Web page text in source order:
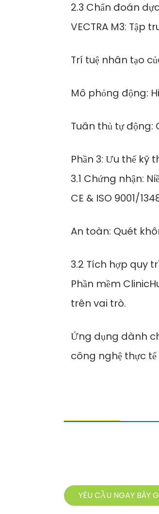
2.3 Chẩn đoán
VECTRA M3: Tập
Trí tuệ nhân tạo
Mô phỏng động:
Tuân thủ tự động:
Phần 3: Ưu thế kỹ
3.1 Chứng nhận:
CE & ISO 9001/
An toàn: Quét
3.2 Tích hợp quy
Phần mềm
trên vai trò.
Ứng dụng dành
công nghệ thực
YÊU CẦU NGAY BÂY